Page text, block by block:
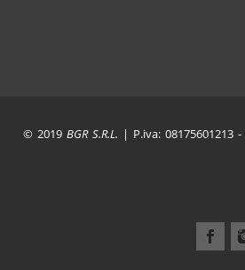
© 2019 BGR S.R.L. | P.iva: 08175601213 -